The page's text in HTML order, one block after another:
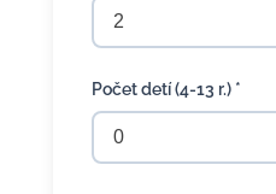
Počet detí (4-13 r.) *